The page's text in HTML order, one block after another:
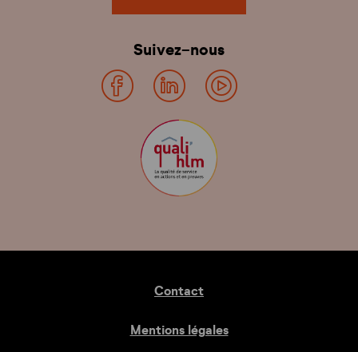
Suivez-nous
Contact
Mentions légales